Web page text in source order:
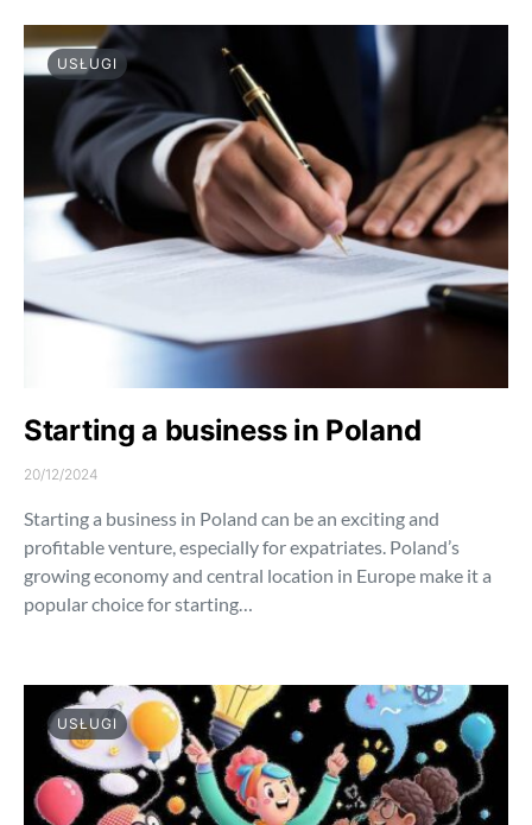
USŁUGI
Starting a business in Poland
20/12/2024
Starting a business in Poland can be an exciting and
profitable venture, especially for expatriates. Poland’s
growing economy and central location in Europe make it a
popular choice for starting…
USŁUGI